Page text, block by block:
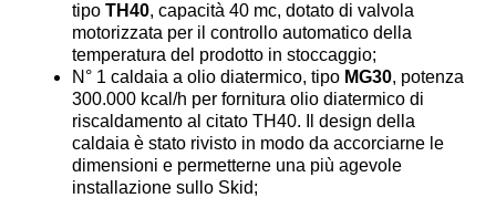
tipo TH40, capacità 40 mc, dotato di valvola
motorizzata per il controllo automatico della
temperatura del prodotto in stoccaggio;
N° 1 caldaia a olio diatermico, tipo MG30, potenza
300.000 kcal/h per fornitura olio diatermico di
riscaldamento al citato TH40. Il design della
caldaia è stato rivisto in modo da accorciarne le
dimensioni e permetterne una più agevole
installazione sullo Skid;